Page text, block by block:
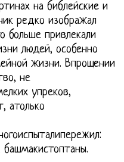
на библейские и
редко изображал
больше привлекали
людей, особенно
жизни. Впрощении
не
упреков,
атолько
башмакистоптаны.